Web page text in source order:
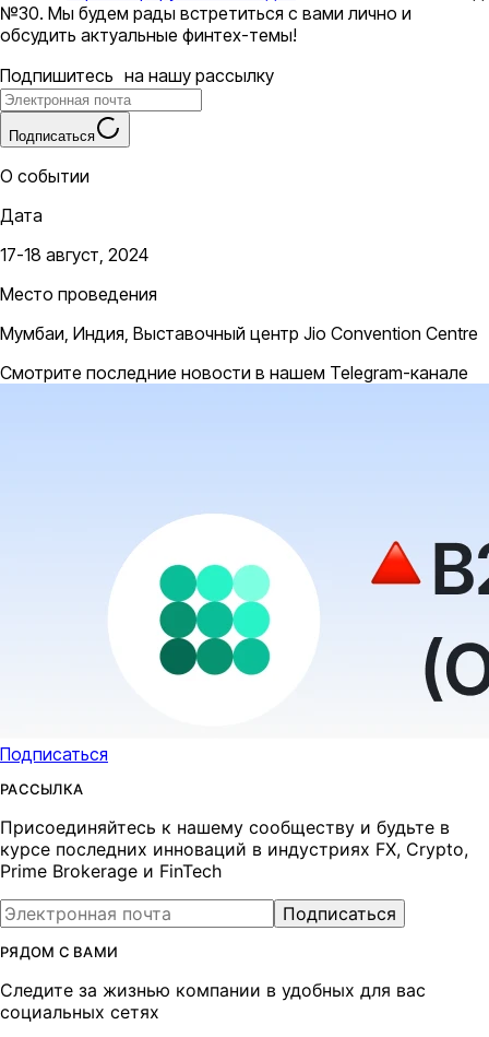
№30. Мы будем рады встретиться с вами лично и
обсудить актуальные финтех-темы!
Подпишитесь на нашу рассылку
Подписаться
О событии
Дата
17-18 август, 2024
Место проведения
Мумбаи, Индия, Выставочный центр Jio Convention Centre
Смотрите последние новости в нашем Telegram-канале
Подписаться
РАССЫЛКА
Присоединяйтесь к нашему сообществу и будьте в
курсе последних инноваций в индустриях FX, Crypto,
Prime Brokerage и FinTech
Подписаться
РЯДОМ С ВАМИ
Следите за жизнью компании в удобных для вас
социальных сетях